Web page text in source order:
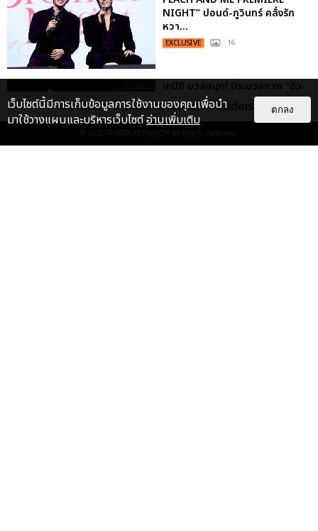
NIGHT” ปอนด์-ภูวินทร์ คลั่งรัก
หวา...
EXCLUSIVE : 16
เคมีดี มวลสนุก! ประมวลภาพ “ดิว-
ธี” เปิดตัวซีรีส์ “MR.KILL มังงะสั่ง
ตาย” ในงาน “MR.KILL...
EXCLUSIVE
เกี่ยวกับเรา ติดต่อลงโฆษณา ติดต่อเรา
© 2026 THAITICKETMAJOR All Rights Reserved.
เว็บไซต์นี้มีการเก็บข้อมูลการใช้งานของคุณเพื่อนำ
มาใช้วางแผนและบริหารเว็บไซต์อ่านเพิ่มเติม
ตกลง